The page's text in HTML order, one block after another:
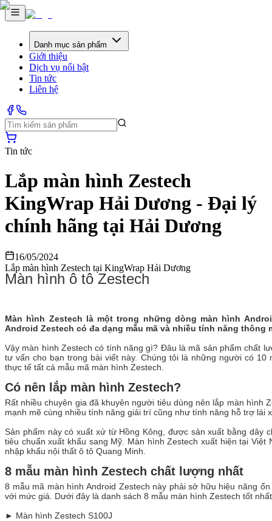
Danh mục sản phẩm
Giới thiệu
Dịch vụ nổi bật
Tin tức
Liên hệ
Tin tức
Lắp màn hình Zestech
KingWrap Hải Dương - Đại lý
chính hãng tại Hải Dương
16/05/2024
Lắp màn hình Zestech tại KingWrap Hải Dương
Màn hình ô tô Zestech
Màn hình Zestech là một trong những dòng màn hình
Android Zestech có đa dạng mẫu mã và nhiều tính năng
Vậy màn hình Zestech có tính năng gì? Đâu là mã sản phẩm chất
tư vấn cho bạn trong bài viết này. Chúng tôi là những người có
thực tế tất cả mẫu mã màn hình Zestech.
Có nên lắp màn hình Zestech?
Rất nhiều chuyên gia đã khuyên người tiêu dùng nên lắp màn hình
mạnh mẽ cùng nhiều tính năng giải trí cũng như tính năng hỗ trợ lái
Sản phẩm này có xuất xứ từ Hồng Kông, được sản xuất bằng dây
tiêu chuẩn xuất khẩu sang Mỹ. Màn hình Zestech xuất hiện tại
nhập khẩu nội thất ô tô Quang Minh.
8 mẫu màn hình Zestech chất lượng nhất
8 mẫu mã màn hình Android Zestech này phải sở hữu hiệu năng
với mức giá. Dưới đây là danh sách 8 mẫu màn hình Zestech tốt
► Màn hình Zestech S100J